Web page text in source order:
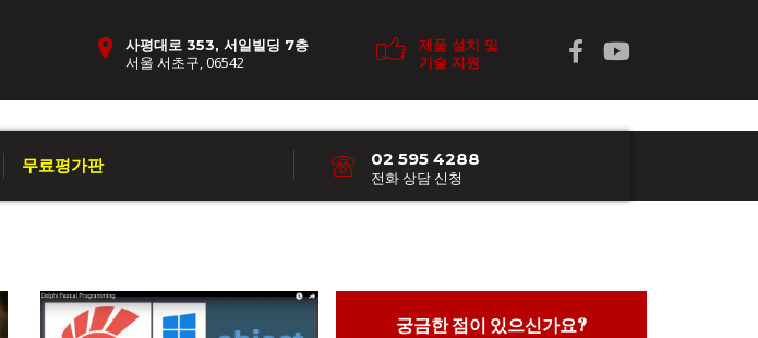
제품 설치 및
기술 지원
사평대로 353, 서일빌딩 7층
서울 서초구, 06542
무료평가판 02 595 4288
전화 상담 신청
궁금한 점이 있으신가요?